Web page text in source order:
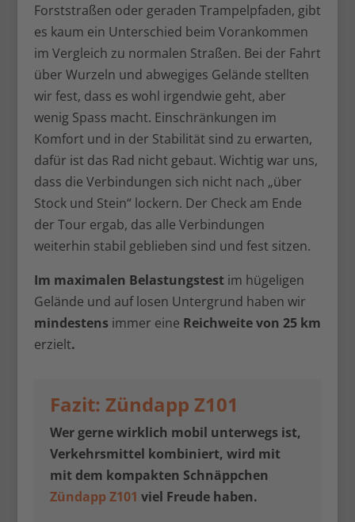
Forststraßen oder geraden Trampelpfaden, gibt
es kaum ein Unterschied beim Vorankommen
im Vergleich zu normalen Straßen. Bei der Fahrt
über Wurzeln und abwegiges Gelände stellten
wir fest, dass es wohl irgendwie geht, aber
wenig Spass macht. Einschränkungen im
Komfort und in der Stabilität sind zu erwarten,
dafür ist das Rad nicht gebaut. Wichtig war uns,
dass die Verbindungen sich nicht nach „über
Stock und Stein“ lockern. Der Check am Ende
der Tour ergab, das alle Verbindungen
weiterhin stabil geblieben sind und fest sitzen.
Im maximalen Belastungstest im hügeligen
Gelände und auf losen Untergrund haben wir
mindestens immer eine Reichweite von 25 km
erzielt.
Fazit: Zündapp Z101
Wer gerne wirklich mobil unterwegs ist,
Verkehrsmittel kombiniert, wird mit
mit dem kompakten Schnäppchen
Zündapp Z101 viel Freude haben.